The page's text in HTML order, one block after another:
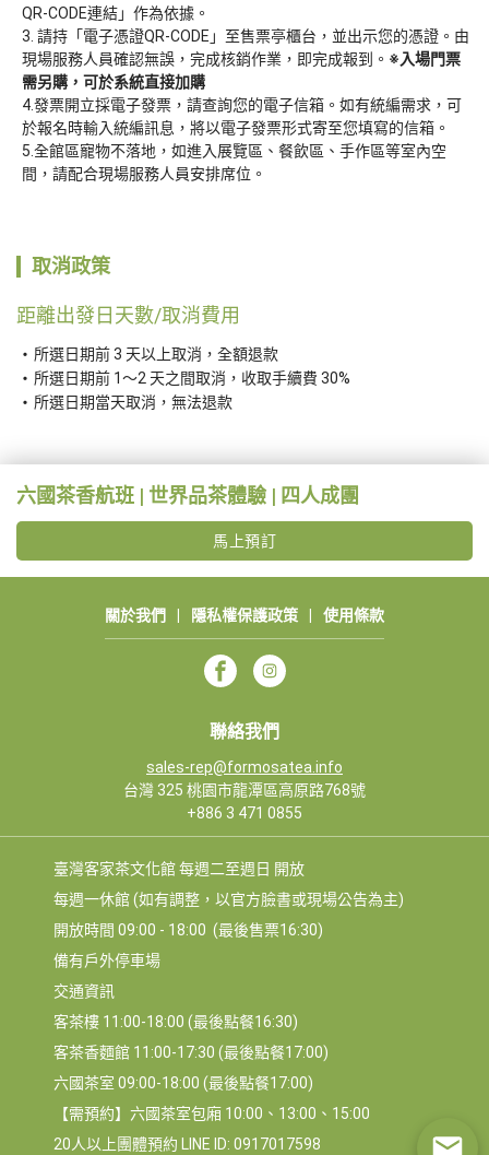
QR-CODE連結」作為依據。
請持「電子憑證QR-CODE」至售票亭櫃台，並出示您的憑證。由
現場服務人員確認無誤，完成核銷作業，即完成報到。 ※入場門票
需另購，可於系統直接加購
4.發票開立採電子發票，請查詢您的電子信箱。如有統編需求，可
於報名時輸入統編訊息，將以電子發票形式寄至您填寫的信箱。
5.全館區寵物不落地，如進入展覽區、餐飲區、手作區等室內空
間，請配合現場服務人員安排席位。
取消政策
距離出發日天數/取消費用
所選日期前 3 天以上取消，全額退款
所選日期前 1～2 天之間取消，收取手續費 30%
所選日期當天取消，無法退款
六國茶香航班 | 世界品茶體驗 | 四人成團
馬上預訂
關於我們 隱私權保護政策 使用條款
聯絡我們
sales-rep@formosatea.info
台灣 325 桃園市龍潭區高原路768號
+886 3 471 0855
臺灣客家茶文化館 每週二至週日 開放
每週一休館 (如有調整，以官方臉書或現場公告為主)
開放時間 09:00 - 18:00  (最後售票16:30)
備有戶外停車場
交通資訊
客茶樓 11:00-18:00 (最後點餐16:30)
客茶香麵館 11:00-17:30 (最後點餐17:00)
六國茶室 09:00-18:00 (最後點餐17:00)
【需預約】六國茶室包廂 10:00、13:00、15:00
20人以上團體預約 LINE ID: 0917017598